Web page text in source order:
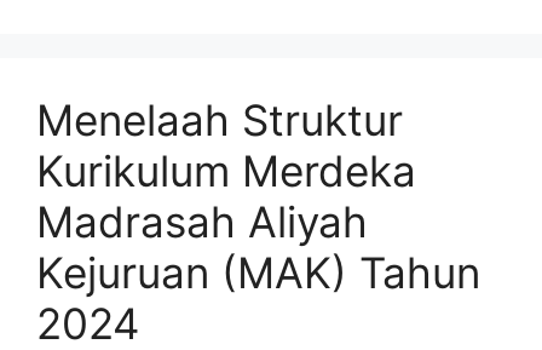
Menelaah Struktur
Kurikulum Merdeka
Madrasah Aliyah
Kejuruan (MAK) Tahun
2024